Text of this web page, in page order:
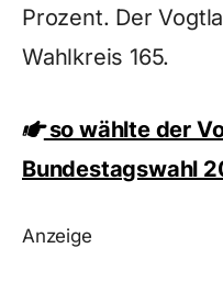
Prozent. Der
Wahlkreis 165.
so wählte der
Bundestagswahl
Anzeige